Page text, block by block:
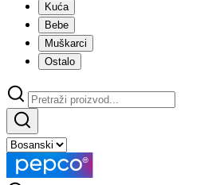
Kuća
Bebe
Muškarci
Ostalo